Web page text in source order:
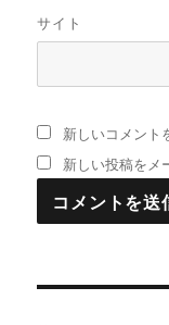
サイト
新しいコメント
新しい投稿をメ